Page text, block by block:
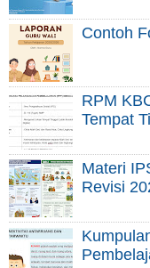
Contoh
RPM
Tempat
Materi
Revisi